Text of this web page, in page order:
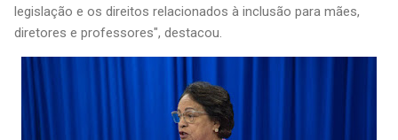
legislação e os direitos relacionados à inclusão para mães,
diretores e professores", destacou.